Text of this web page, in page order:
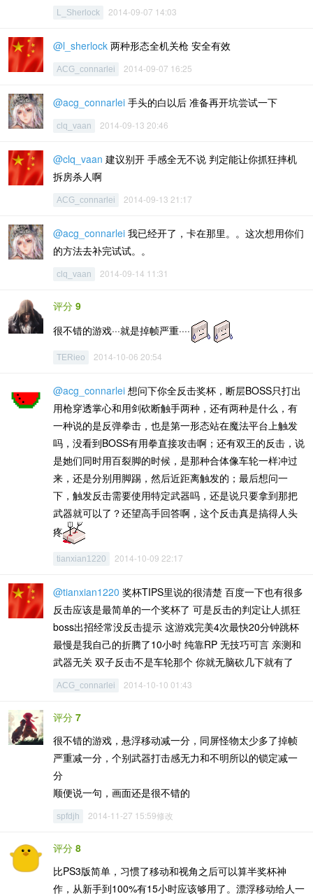
L_Sherlock 2014-09-07 14:03
@l_sherlock 两种形态全机关枪 安全有效
ACG_connarlei 2014-09-07 16:25
@acg_connarlei 手头的白以后 准备再开坑尝试一下
clq_vaan 2014-09-13 20:46
@clq_vaan 建议别开 手感全无不说 判定能让你抓狂摔机
拆房杀人啊
ACG_connarlei 2014-09-13 21:17
@acg_connarlei 我已经开了，卡在那里。。这次想用你们
的方法去补完试试。。
clq_vaan 2014-09-14 11:31
评分 9
很不错的游戏···就是掉帧严重····
TERieo 2014-10-06 20:54
@acg_connarlei 想问下你全反击奖杯，断层BOSS只打出
用枪穿透掌心和用剑砍断触手两种，还有两种是什么，有
一种说的是反弹拳击，也是第一形态站在魔法平台上触发
吗，没看到BOSS有用拳直接攻击啊；还有双王的反击，说
是她们同时用百裂脚的时候，是那种合体像车轮一样冲过
来，还是分别用脚踢，然后近距离触发的；最后想问一
下，触发反击需要使用特定武器吗，还是说只要拿到那把
武器就可以了？还望高手回答啊，这个反击真是搞得人头
疼
tianxian1220 2014-10-09 22:17
@tianxian1220 奖杯TIPS里说的很清楚 百度一下也有很多
反击应该是最简单的一个奖杯了 可是反击的判定让人抓狂
boss出招经常没反击提示 这游戏完美4次最快20分钟跳杯
最慢是我自己的折腾了10小时 纯靠RP 无技巧可言 亲测和
武器无关 双子反击不是车轮那个 你就无脑砍几下就有了
ACG_connarlei 2014-10-10 01:43
评分 7
很不错的游戏，悬浮移动减一分，同屏怪物太少多了掉帧
严重减一分，个别武器打击感无力和不明所以的锁定减一
分
顺便说一句，画面还是很不错的
spfdjh 2014-11-27 15:59修改
评分 8
比PS3版简单，习惯了移动和视角之后可以算半奖杯神
作，从新手到100%有15小时应该够用了。漂浮移动给人一